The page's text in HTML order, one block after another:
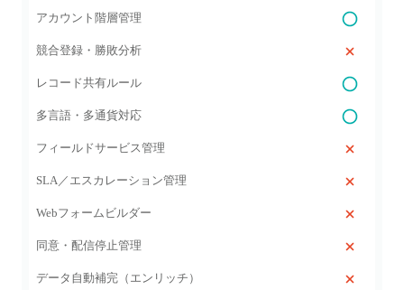
アカウント階層管理
競合登録・勝敗分析
レコード共有ルール
多言語・多通貨対応
フィールドサービス管理
SLA／エスカレーション管理
Webフォームビルダー
同意・配信停止管理
データ自動補完（エンリッチ）